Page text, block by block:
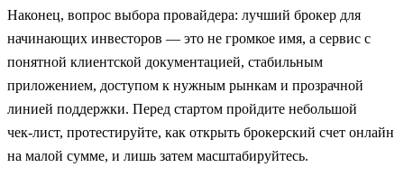
Наконец, вопрос выбора провайдера: лучший брокер для
начинающих инвесторов — это не громкое имя, а сервис с
понятной клиентской документацией, стабильным
приложением, доступом к нужным рынкам и прозрачной
линией поддержки. Перед стартом пройдите небольшой
чек‑лист, протестируйте, как открыть брокерский счет онлайн
на малой сумме, и лишь затем масштабируйтесь.